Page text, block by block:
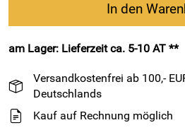
In den
am Lager: Lieferzeit ca. 5-10 AT **
Versandkostenfrei ab 100,-
Deutschlands
Kauf auf Rechnung möglich